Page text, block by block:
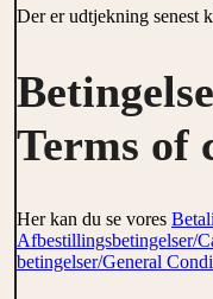
Der er udtjekning senest
Terms of
Her kan du se vores
Afbestillingsbetingelser/
betingelser/General